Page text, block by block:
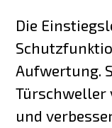
Die
Aufwertung.
Türschweller
und